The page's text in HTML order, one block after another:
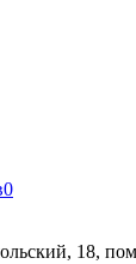
0
18,